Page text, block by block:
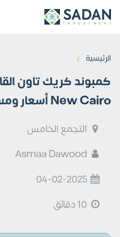
الرئيسية ›
New Cairo أسعار ومساحات
التجمع الخامس
04-02-2025